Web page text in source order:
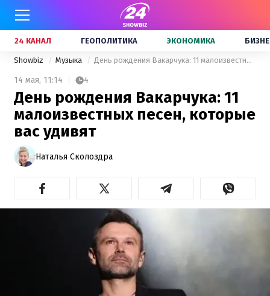
24 КАНАЛ ГЕОПОЛИТИКА ЭКОНОМИКА
Showbiz Музыка День рождения Вакарчука: 11 малоизвестных песен, которые вас удивят
14 мая, 11:14 4
День рождения Вакарчука: 11
малоизвестных песен, которые
вас удивят
Наталья Сколоздра